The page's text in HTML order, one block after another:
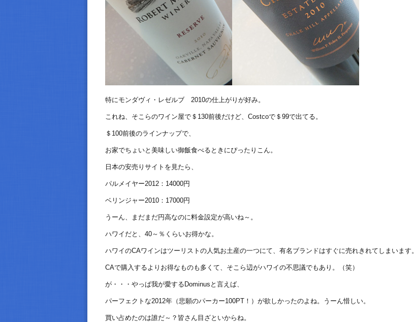
特にモンダヴィ・レゼルブ 2010の仕上がりが好み。
これね、そこらのワイン屋で＄130前後だけど、Costcoで＄99で出てる。
＄100前後のラインナップで、
お家でちょいと美味しい御飯食べるときにぴったりこん。
日本の安売りサイトを見たら、
パルメイヤー2012：14000円
ベリンジャー2010：17000円
うーん、まだまだ円高なのに料金設定が高いね～。
ハワイだと、40～％くらいお得かな。
ハワイのCAワインはツーリストの人気お土産の一つにて、有名ブランドはすぐに売れきれてしまいます。
CAで購入するよりお得なものも多くて、そこら辺がハワイの不思議でもあり。（笑）
が・・・やっぱ我が愛するDominusと言えば、
パーフェクトな2012年（悲願のパーカー100PT！）が欲しかったのよね。うーん惜しい。
買い占めたのは誰だ～？皆さん目ざといからね。